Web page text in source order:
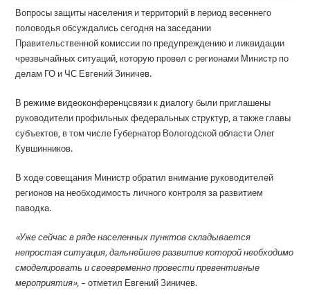
Вопросы защиты населения и территорий в период весеннего
половодья обсуждались сегодня на заседании
Правительственной комиссии по предупреждению и ликвидации
чрезвычайных ситуаций, которую провел с регионами Министр по
делам ГО и ЧС Евгений Зиничев.
В режиме видеоконференцсвязи к диалогу были приглашены
руководители профильных федеральных структур, а также главы
субъектов, в том числе Губернатор Вологодской области Олег
Кувшинников.
В ходе совещания Министр обратил внимание руководителей
регионов на необходимость личного контроля за развитием
паводка.
«Уже сейчас в ряде населенных пунктов складывается
непростая ситуация, дальнейшее развитие которой необходимо
смоделировать и своевременно провести превентивные
мероприятия», – отметил Евгений Зиничев.